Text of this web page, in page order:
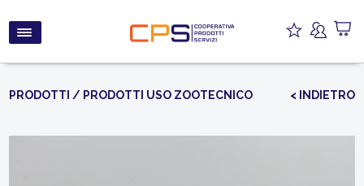
PRODOTTI / PRODOTTI USO ZOOTECNICO < INDIETRO